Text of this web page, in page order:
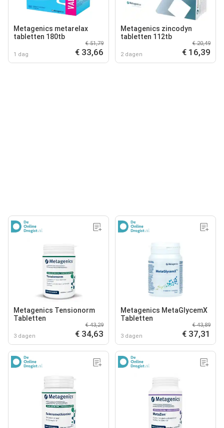
Metagenics metarelax
tabletten 180tb
1 dag
€ 51,79
€ 33,66
Metagenics zincodyn
tabletten 112tb
2 dagen
€ 20,49
€ 16,39
Metagenics Tensionorm
Tabletten
3 dagen
€ 43,29
€ 34,63
Metagenics MetaGlycemX
Tabletten
3 dagen
€ 43,89
€ 37,31